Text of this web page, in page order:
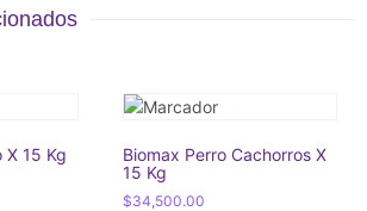
X 15 Kg
Biomax Perro Cachorros X
15 Kg
$34,500.00